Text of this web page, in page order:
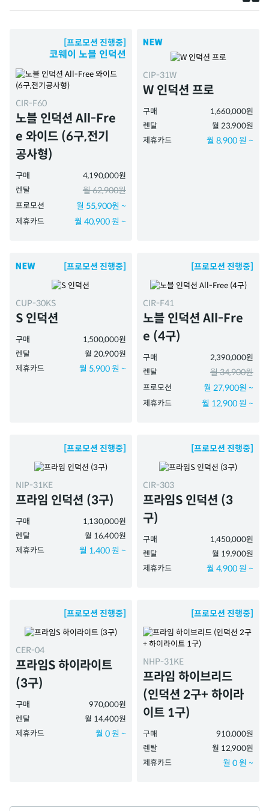
[프로모션 진행중]
코웨이 노블 인덕션
CIR-F60
노블 인덕션 All-Fre
e 와이드 (6구,전기
공사형)
구매
4,190,000원
렌탈
월 62,900원
프로모션 월 55,900원 ~
제휴카드 월 40,900 원 ~
CIP-31W
W 인덕션 프로
구매
1,660,000원
렌탈
월 23,900원
제휴카드
월 8,900 원 ~
[프로모션 진행중]
CUP-30KS
S 인덕션
구매
1,500,000원
렌탈
월 20,900원
제휴카드
월 5,900 원 ~
[프로모션 진행중]
CIR-F41
노블 인덕션 All-Fre
e (4구)
구매
2,390,000원
렌탈
월 34,900원
프로모션 월 27,900원 ~
제휴카드 월 12,900 원 ~
[프로모션 진행중]
NIP-31KE
프라임 인덕션 (3구)
구매
1,130,000원
렌탈
월 16,400원
제휴카드
월 1,400 원 ~
[프로모션 진행중]
CIR-303
프라임S 인덕션 (3
구)
구매
1,450,000원
렌탈
월 19,900원
제휴카드
월 4,900 원 ~
[프로모션 진행중]
CER-04
프라임S 하이라이트
(3구)
구매
970,000원
렌탈
월 14,400원
제휴카드
월 0 원 ~
[프로모션 진행중]
NHP-31KE
프라임 하이브리드
(인덕션 2구+ 하이라
이트 1구)
구매
910,000원
렌탈
월 12,900원
제휴카드
월 0 원 ~